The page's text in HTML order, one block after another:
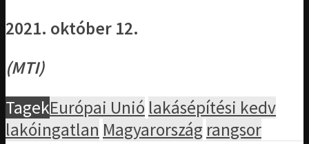
2021. október 12.
(MTI)
TagekEurópai Unió lakásépítési kedv
lakóingatlan Magyarország rangsor